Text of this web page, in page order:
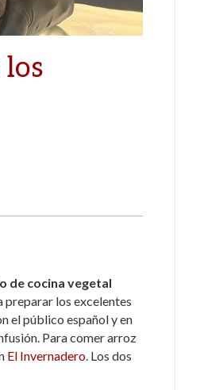
de cocina vegetal
preparar los excelentes
el público español y en
Para comer arroz
El Invernadero . Los dos